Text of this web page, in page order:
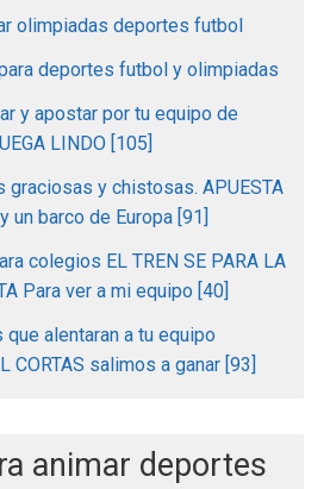
olimpiadas deportes futbol
deportes futbol y olimpiadas
y apostar por tu equipo de
LINDO [105]
graciosas y chistosas. APUESTA
un barco de Europa [91]
colegios EL TREN SE PARA LA
Para ver a mi equipo [40]
que alentaran a tu equipo
CORTAS salimos a ganar [93]
animar deportes